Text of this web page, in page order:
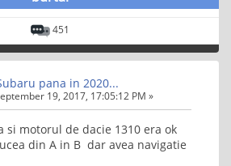
451
pana in 2020...
19, 2017, 17:05:12 PM »
si motorul de dacie 1310 era ok
din A in B dar avea navigatie